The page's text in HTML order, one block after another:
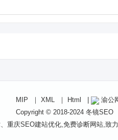
MIP ｜ XML ｜ Html
渝公
Copyright © 2018-2024 冬镜SEO
重庆SEO建站优化,免费诊断网站,致